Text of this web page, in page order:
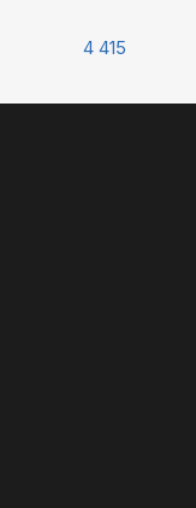
4 415